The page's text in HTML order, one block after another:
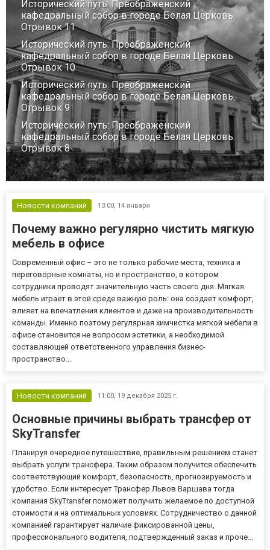
Исторический путь: Преображенский
кафедральный собор в городе Белая Церковь.
Отрывок 11
Исторический путь: Преображенский
кафедральный собор в городе Белая Церковь.
Отрывок 10
Исторический путь: Преображенский
кафедральный собор в городе Белая Церковь.
Отрывок 9
Исторический путь: Преображенский
кафедральный собор в городе Белая Церковь.
Отрывок 8
Новости компаний 13:00, 14 января
Почему важно регулярно чистить мягкую
мебель в офисе
Современный офис – это не только рабочие места, техника и
переговорные комнаты, но и пространство, в котором
сотрудники проводят значительную часть своего дня. Мягкая
мебель играет в этой среде важную роль: она создает комфорт,
влияет на впечатления клиентов и даже на производительность
команды. Именно поэтому регулярная химчистка мягкой мебели в
офисе становится не вопросом эстетики, а необходимой
составляющей ответственного управления бизнес-
пространство...
Новости компаний 11:00, 19 декабря 2025 г.
Основные причины выбрать трансфер от
SkyTransfer
Планируя очередное путешествие, правильным решением станет
выбрать услуги трансфера. Таким образом получится обеспечить
соответствующий комфорт, безопасность, прогнозируемость и
удобство. Если интересует Трансфер Львов Варшава тогда
компания SkyTransfer поможет получить желаемое по доступной
стоимости и на оптимальных условиях. Сотрудничество с данной
компанией гарантирует наличие фиксированной цены,
профессионального водителя, подтвержденный заказ и проче...